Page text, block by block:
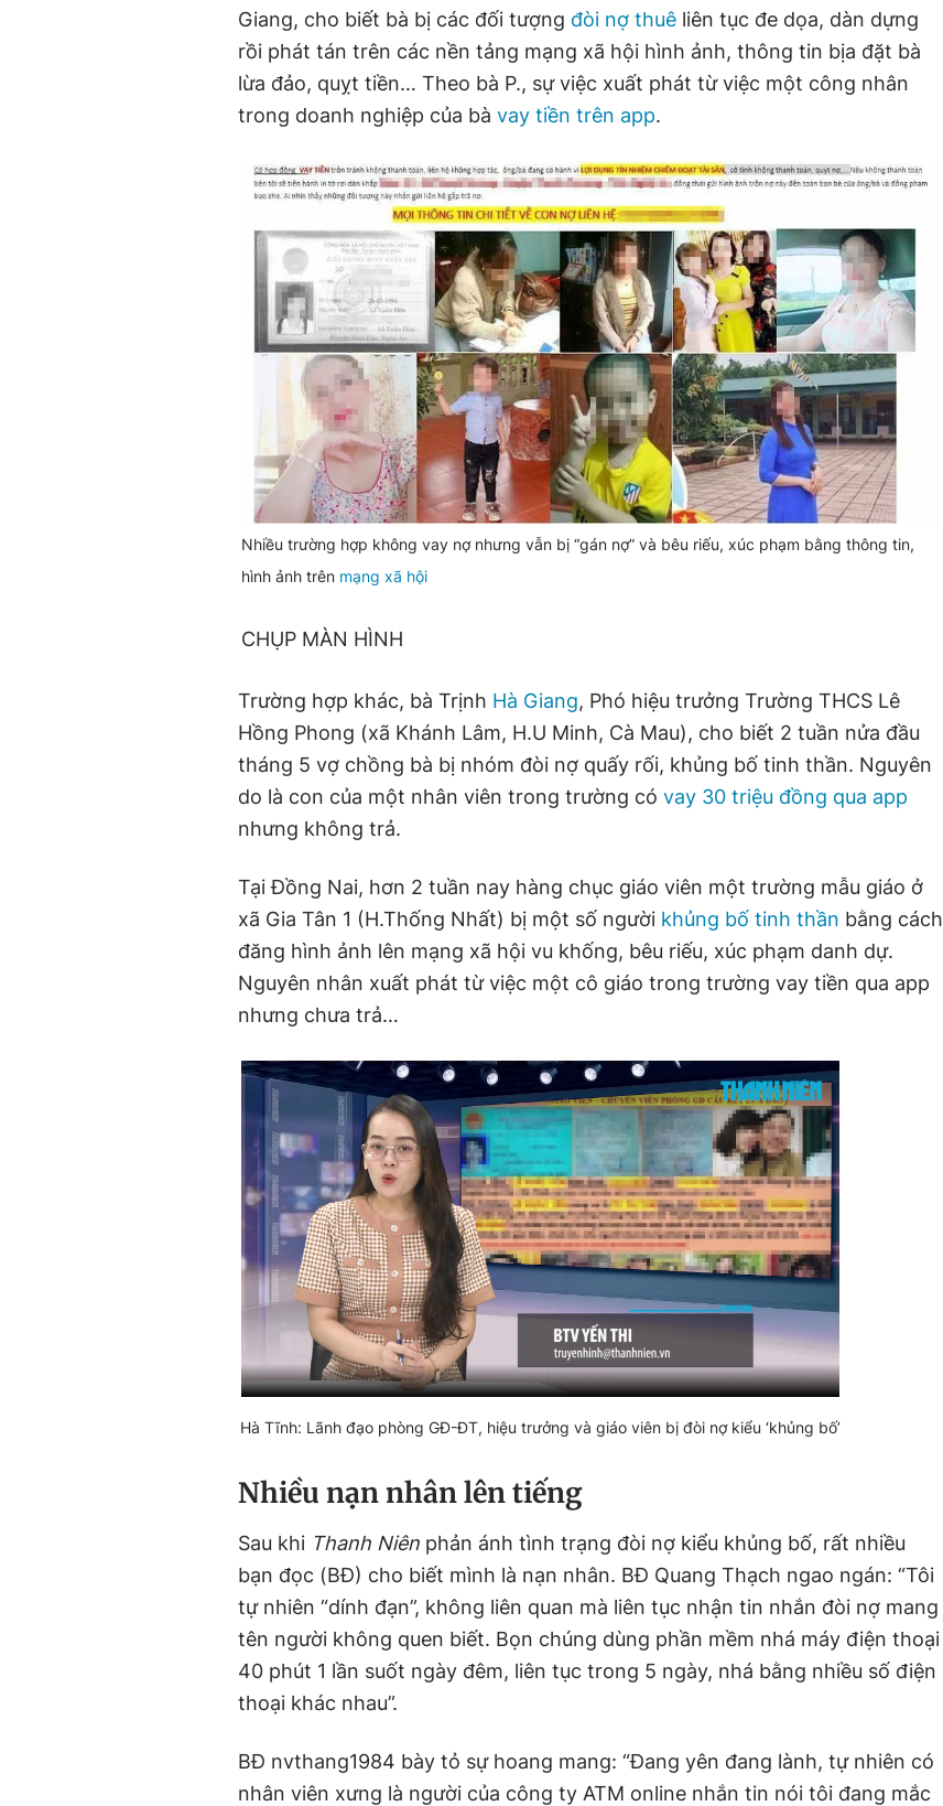
Giang, cho biết bà bị các đối tượng đòi nợ thuê liên tục đe dọa, dàn dựng
rồi phát tán trên các nền tảng mạng xã hội hình ảnh, thông tin bịa đặt bà
lừa đảo, quỵt tiền… Theo bà P., sự việc xuất phát từ việc một công nhân
trong doanh nghiệp của bà vay tiền trên app.
Nhiều trường hợp không vay nợ nhưng vẫn bị “gán nợ” và bêu riếu, xúc phạm bằng thông tin,
hình ảnh trên mạng xã hội
CHỤP MÀN HÌNH
Trường hợp khác, bà Trịnh Hà Giang, Phó hiệu trưởng Trường THCS Lê
Hồng Phong (xã Khánh Lâm, H.U Minh, Cà Mau), cho biết 2 tuần nửa đầu
tháng 5 vợ chồng bà bị nhóm đòi nợ quấy rối, khủng bố tinh thần. Nguyên
do là con của một nhân viên trong trường có vay 30 triệu đồng qua app
nhưng không trả.
Tại Đồng Nai, hơn 2 tuần nay hàng chục giáo viên một trường mẫu giáo ở
xã Gia Tân 1 (H.Thống Nhất) bị một số người khủng bố tinh thần bằng cách
đăng hình ảnh lên mạng xã hội vu khống, bêu riếu, xúc phạm danh dự.
Nguyên nhân xuất phát từ việc một cô giáo trong trường vay tiền qua app
nhưng chưa trả…
Hà Tĩnh: Lãnh đạo phòng GĐ-ĐT, hiệu trưởng và giáo viên bị đòi nợ kiểu ‘khủng bố’
Nhiều nạn nhân lên tiếng
Sau khi Thanh Niên phản ánh tình trạng đòi nợ kiểu khủng bố, rất nhiều
bạn đọc (BĐ) cho biết mình là nạn nhân. BĐ Quang Thạch ngao ngán: “Tôi
tự nhiên “dính đạn”, không liên quan mà liên tục nhận tin nhắn đòi nợ mang
tên người không quen biết. Bọn chúng dùng phần mềm nhá máy điện thoại
40 phút 1 lần suốt ngày đêm, liên tục trong 5 ngày, nhá bằng nhiều số điện
thoại khác nhau”.
BĐ nvthang1984 bày tỏ sự hoang mang: “Đang yên đang lành, tự nhiên có
nhân viên xưng là người của công ty ATM online nhắn tin nói tôi đang mắc